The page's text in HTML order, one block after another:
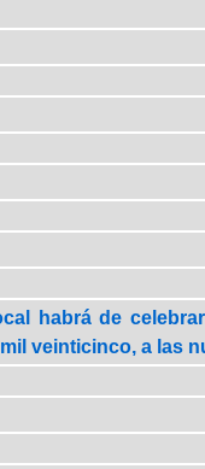
habrá de
veinticinco, a las